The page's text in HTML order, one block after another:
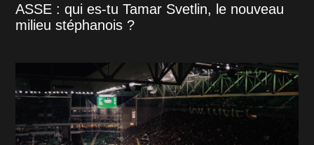
ASSE : qui es-tu Tamar Svetlin, le nouveau
milieu stéphanois ?